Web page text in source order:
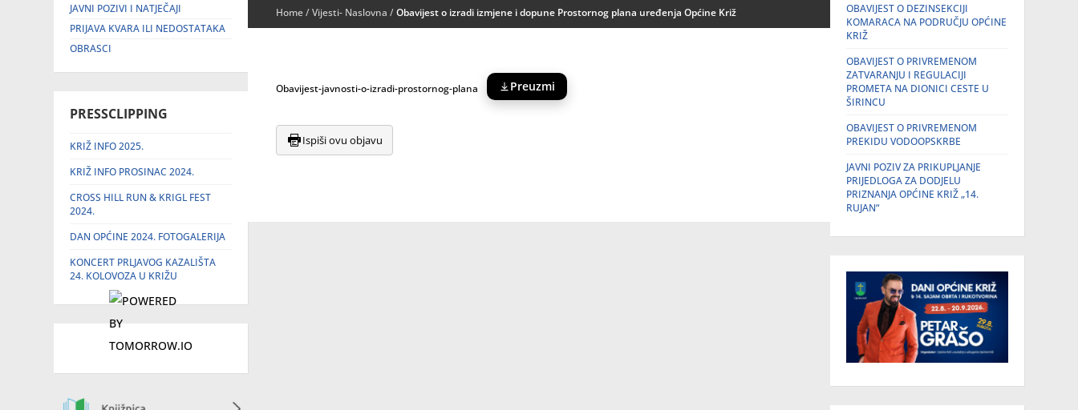
JAVNI POZIVI I NATJEČAJI
PRIJAVA KVARA ILI NEDOSTATAKA
OBRASCI
PRESSCLIPPING
KRIŽ INFO 2025.
KRIŽ INFO PROSINAC 2024.
CROSS HILL RUN & KRIGL FEST
2024.
DAN OPĆINE 2024. FOTOGALERIJA
KONCERT PRLJAVOG KAZALIŠTA
24. KOLOVOZA U KRIŽU
Home/Vijesti- Naslovna /Obavijest o izradi izmjene i dopune Prostornog plana uređenja Općine Križ
Obavijest-javnosti-o-izradi-prostornog-plana Preuzmi
Ispiši ovu objavu
OBAVIJEST O DEZINSEKCIJI
KOMARACA NA PODRUČJU OPĆINE
KRIŽ
OBAVIJEST O PRIVREMENOM
ZATVARANJU I REGULACIJI
PROMETA NA DIONICI CESTE U
ŠIRINCU
OBAVIJEST O PRIVREMENOM
PREKIDU VODOOPSKRBE
JAVNI POZIV ZA PRIKUPLJANJE
PRIJEDLOGA ZA DODJELU
PRIZNANJA OPĆINE KRIŽ „14.
RUJAN“